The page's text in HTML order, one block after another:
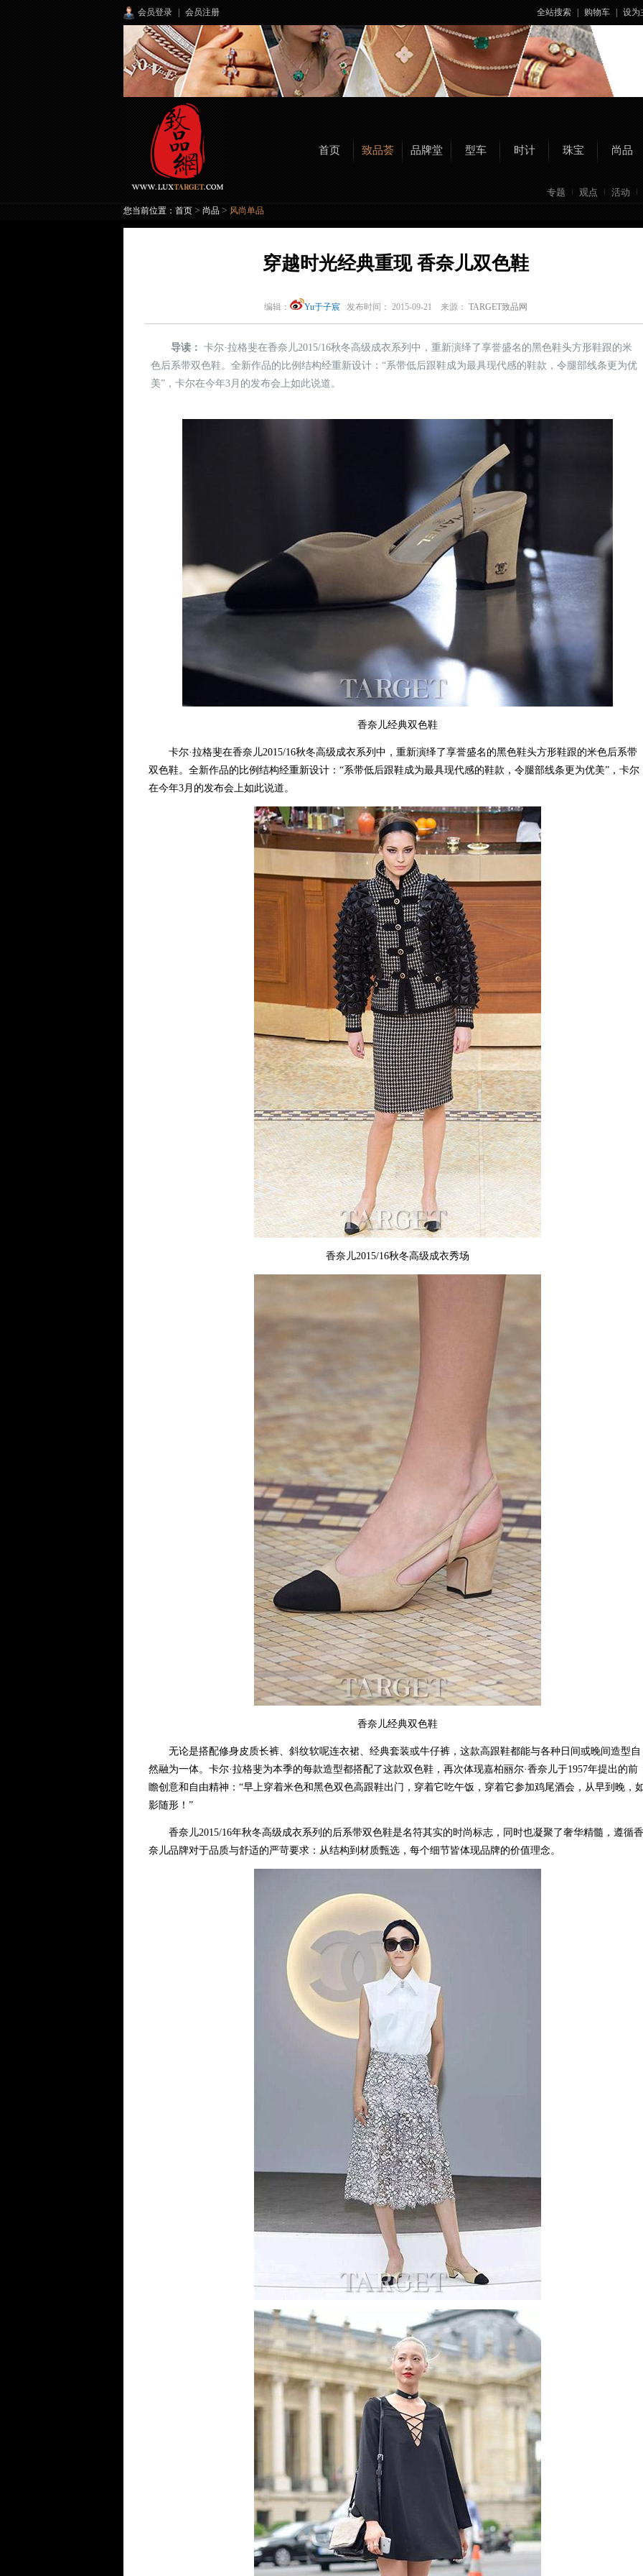
会员登录 会员注册 全站搜索 购物车 设为
首页 致品荟 品牌堂 型车 时计 珠宝 尚品
专题 观点 活动
您当前位置： 首页 > 尚品 > 风尚单品
穿越时光经典重现 香奈儿双色鞋
编辑： Yu于子宸 发布时间： 2015-09-21 来源： TARGET致品网
导读： 卡尔·拉格斐在香奈儿2015/16秋冬高级成衣系列中，重新演绎了享誉盛名的黑色鞋头方形鞋跟的米
色后系带双色鞋。全新作品的比例结构经重新设计：“系带低后跟鞋成为最具现代感的鞋款，令腿部线条更为优
美”，卡尔在今年3月的发布会上如此说道。
香奈儿经典双色鞋
卡尔·拉格斐在香奈儿2015/16秋冬高级成衣系列中，重新演绎了享誉盛名的黑色鞋头方形鞋跟的米色后系带
双色鞋。全新作品的比例结构经重新设计：“系带低后跟鞋成为最具现代感的鞋款，令腿部线条更为优美”，卡尔
在今年3月的发布会上如此说道。
香奈儿2015/16秋冬高级成衣秀场
香奈儿经典双色鞋
无论是搭配修身皮质长裤、斜纹软呢连衣裙、经典套装或牛仔裤，这款高跟鞋都能与各种日间或晚间造型自
然融为一体。卡尔·拉格斐为本季的每款造型都搭配了这款双色鞋，再次体现嘉柏丽尔·香奈儿于1957年提出的前
瞻创意和自由精神：“早上穿着米色和黑色双色高跟鞋出门，穿着它吃午饭，穿着它参加鸡尾酒会，从早到晚，
影随形！”
香奈儿2015/16年秋冬高级成衣系列的后系带双色鞋是名符其实的时尚标志，同时也凝聚了奢华精髓，遵循
奈儿品牌对于品质与舒适的严苛要求：从结构到材质甄选，每个细节皆体现品牌的价值理念。